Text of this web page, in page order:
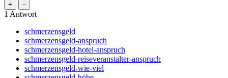
1 Antwort
schmerzensgeld
schmerzensgeld-anspruch
schmerzensgeld-hotel-anspruch
schmerzensgeld-reiseveranstalter-anspruch
schmerzensgeld-wie-viel